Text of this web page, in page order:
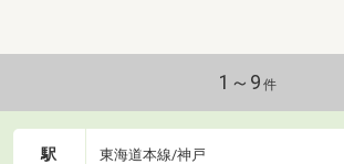
1～9 件
駅 東海道本線/神戸